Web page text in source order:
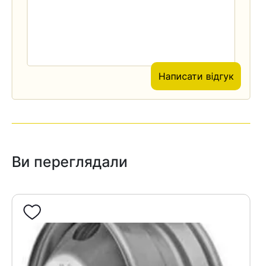
Написати відгук
Ви переглядали